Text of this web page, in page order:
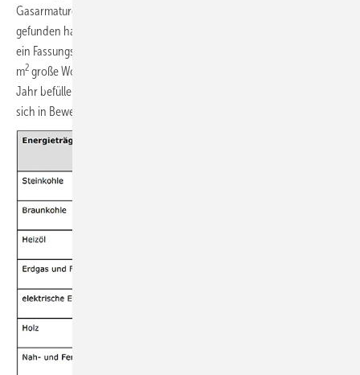
Gasarmaturen. Der Behälter, der am Rand des Gartens seinen Platz
gefunden hat und auf einer mitgelieferten Betonplatte steht, besitzt
ein Fassungsvermögen von 2700 l. Das Volumen hat sich für das 130
m2 große Wohnhaus als völlig richtig erwiesen. Es reicht, ihn einmal im
Jahr befüllen zu lassen. Ein Anruf genügt und der Tankwagen setzt
sich in Bewegung.